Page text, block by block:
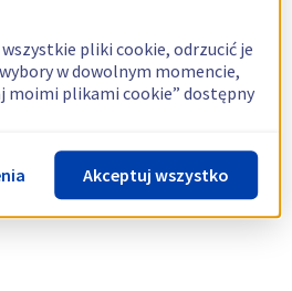
pliki cookie, odrzucić je
w dowolnym momencie,
moimi plikami cookie” dostępny
w naszejpolityce
plików cookie.
Akceptuj wszystko